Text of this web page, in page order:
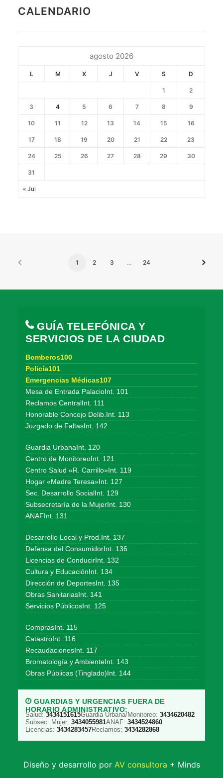
CALENDARIO
agosto 2026
L M X J V S D
1 2
3 4 5 6 7 8 9
10 11 12 13 14 15 16
17 18 19 20 21 22 23
24 25 26 27 28 29 30
31
« Jul
1 2 3 … 24
GUÍA TELEFÓNICA Y
SERVICIOS DE LA CIUDAD
Bomberos100
Policía101
Emergencias Médicas107
Mesa de Entrada PalacioInt. 101
Reclamos CentralInt. 111
Honorable Concejo Delib.Int. 113
Juzgado de FaltasInt. 142
Guardia UrbanaInt. 120
Centro de MonitoreoInt. 121
Centro Salud «R. Carrillo»Int. 119
Hogar «Madre Teresa»Int. 127
Sec. Desarrollo SocialInt. 129
Subsecretaría de la MujerInt. 130
ANAFInt. 131
Desarrollo Local y Prod.Int. 137
Defensa del ConsumidorInt. 136
Licencias de ConducirInt. 132
Cultura y EducaciónInt. 134
Dirección de DeportesInt. 135
Obras SanitariasInt. 141
Servicios PúblicosInt. 125
ComprasInt. 115
CatastroInt. 116
RecaudacionesInt. 117
Bromatología y AmbienteInt. 143
Obras Públicas (Tinglado)Int. 144
GUARDIAS Y URGENCIAS FUERA DE
HORARIO ADMINISTRATIVO:
Salud: 3434151615Guardia Urbana/Monitoreo: 3434620482
Subsec. Mujer: 3434055981ANAF: 3434524860
Licencias: 3434283457Reclamos: 3434282868
Diseño y desarrollo por AV consultora + Minds